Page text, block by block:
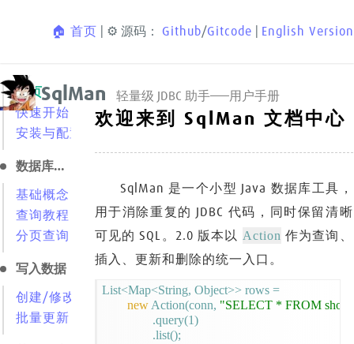
🏠 首页 | ⚙️ 源码： Github/Gitcode English Version
SqlMan 轻量级 JDBC 助手——用户手册
首页
快速开始
安装与配置
数据库查询
基础概念
查询教程
分页查询
写入数据
创建/修改/删除
批量更新
欢迎来到 SqlMan 文档中心
SqlMan 是一个小型 Java 数据库工具，
用于消除重复的 JDBC 代码，同时保留清晰
可见的 SQL。2.0 版本以 Action 作为查询、
插入、更新和删除的统一入口。
List<Map<String, Object>> rows =
new Action(conn, "SELECT * FROM
                .query(1)